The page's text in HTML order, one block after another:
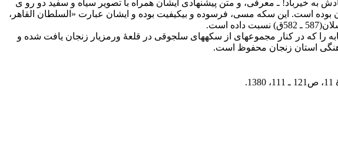
به خیرباد! ـ معرفی، و متن پیشنهادی ایشان همراه با تصویر سیاه و سفید دو رو ی
است. این سکه مسی، فرسوده و بی­کیفیت بوده و ایشان عبارت «السلطان القاهر،
را که در کنار مجموعه­ای از سکه­های سلجوقی در قلعۀ ورمزیار زنجان یافت شده و